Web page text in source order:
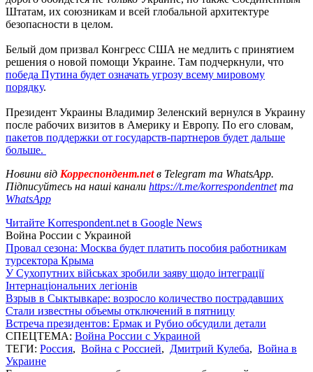
Штатам, их союзникам и всей глобальной архитектуре
безопасности в целом.
Белый дом призвал Конгресс США не медлить с принятием
решения о новой помощи Украине. Там подчеркнули, что
победа Путина будет означать угрозу всему мировому
порядку.
Президент Украины Владимир Зеленский вернулся в Украину
после рабочих визитов в Америку и Европу. По его словам,
пакетов поддержки от государств-партнеров будет дальше
больше.
Новини від Корреспондент.netв Telegram та WhatsApp.
Підписуйтесь на наші канали https://t.me/korrespondentnetта
WhatsApp
Читайте Korrespondent.net в Google News
Война России с Украиной
Провал сезона: Москва будет платить пособия работникам
турсектора Крыма
У Сухопутних військах зробили заяву щодо інтеграції
Інтернаціональних легіонів
Взрыв в Сыктывкаре: возросло количество пострадавших
Стали известны объемы отключений в пятницу
Встреча президентов: Ермак и Рубио обсудили детали
СПЕЦТЕМА: Война России с Украиной
ТЕГИ: Россия, Война с Россией, Дмитрий Кулеба, Война в
Украине